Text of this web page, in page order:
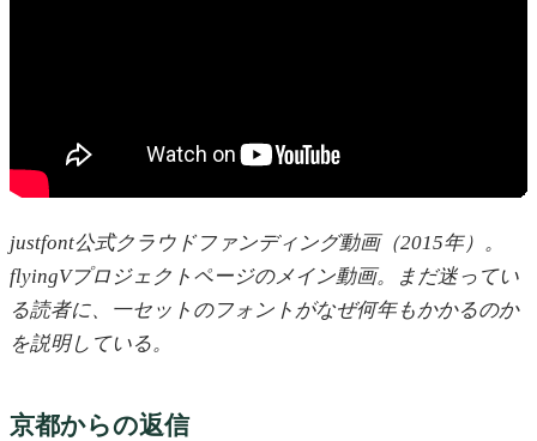
justfont公式クラウドファンディング動画（2015年）。
flyingVプロジェクトページのメイン動画。まだ迷ってい
る読者に、一セットのフォントがなぜ何年もかかるのか
を説明している。
京都からの返信